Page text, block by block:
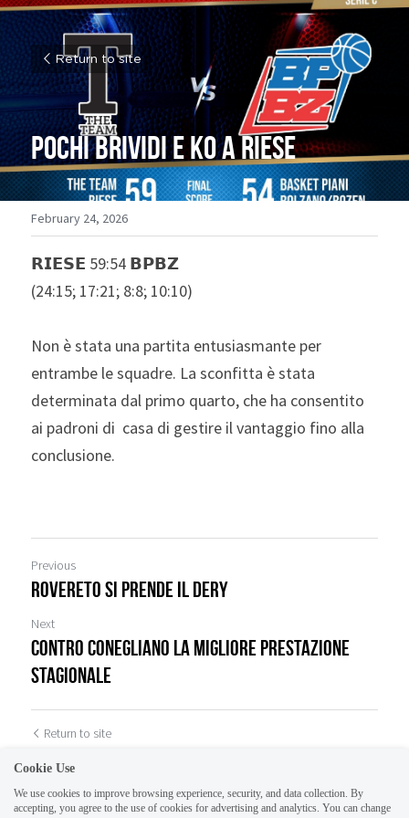
Return to site
Pochi brividi e ko a Riese
February 24, 2026
𝗥𝗜𝗘𝗦𝗘 59:54 𝗕𝗣𝗕𝗭
(24:15; 17:21; 8:8; 10:10)
Non è stata una partita entusiasmante per
entrambe le squadre. La sconfitta è stata
determinata dal primo quarto, che ha consentito
ai padroni di  casa di gestire il vantaggio fino alla
conclusione.
Previous
Rovereto si prende il dery
Next
Contro Conegliano la migliore prestazione
stagionale
Return to site
Cookie Use
We use cookies to improve browsing experience, security, and data collection. By
accepting, you agree to the use of cookies for advertising and analytics. You can change